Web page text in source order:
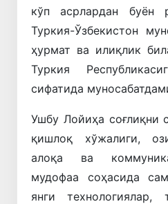
кўп асрлардан буён
Туркия-Ўзбекистон
ҳурмат ва илиқлик
Туркия
сифатида
Ушбу Лойиҳа соғлиқни
қишлоқ хўжалиги,
алоқа ва
мудофаа соҳасида
янги технологиялар,